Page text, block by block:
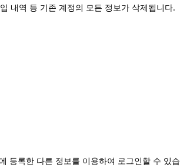
내역 등 기존 계정의 모든 정보가 삭제됩니다.
등록한 다른 정보를 이용하여 로그인할 수 있습